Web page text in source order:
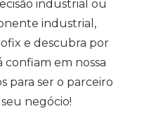
industrial ou
industrial,
e descubra por
confiam em nossa
para ser o parceiro
negócio!